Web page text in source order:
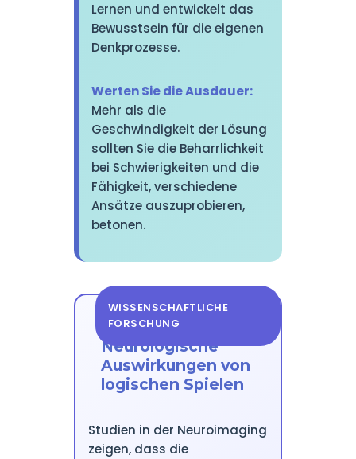
Lernen und entwickelt das
Bewusstsein für die eigenen
Denkprozesse.
Werten Sie die Ausdauer:
Mehr als die
Geschwindigkeit der Lösung
sollten Sie die Beharrlichkeit
bei Schwierigkeiten und die
Fähigkeit, verschiedene
Ansätze auszuprobieren,
betonen.
WISSENSCHAFTLICHE
FORSCHUNG
Neurologische
Auswirkungen von
logischen Spielen
Studien in der Neuroimaging
zeigen, dass die